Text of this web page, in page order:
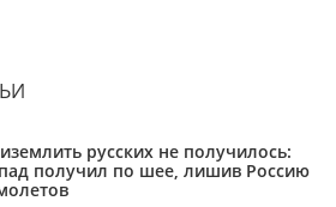
русских не получилось:
получил по шее, лишив Россию